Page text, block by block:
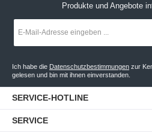
Produkte und Angebote
Mail-
*
Ich habe die Datenschutzbestimmungen zur
gelesen und bin mit ihnen einverstanden.
SERVICE-HOTLINE
SERVICE